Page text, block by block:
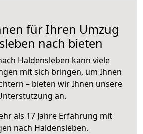
für Ihren Umzug
nach bieten
Haldensleben kann viele
mit sich bringen, um Ihnen
– bieten wir Ihnen unsere
an.
als 17 Jahre Erfahrung mit
nach Haldensleben.